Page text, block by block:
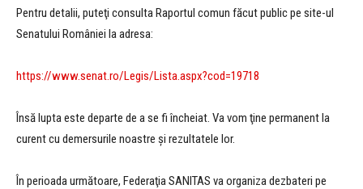
Pentru detalii, puteţi consulta Raportul comun făcut public pe site-ul
Senatului României la adresa:
https://www.senat.ro/Legis/Lista.aspx?cod=19718
Însă lupta este departe de a se fi încheiat. Va vom ţine permanent la
curent cu demersurile noastre şi rezultatele lor.
În perioada următoare, Federaţia SANITAS va organiza dezbateri pe